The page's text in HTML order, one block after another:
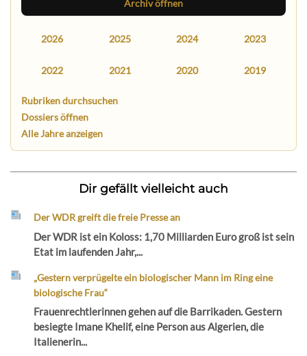
Archiv öffnen
2026 2025 2024 2023
2022 2021 2020 2019
Rubriken durchsuchen
Dossiers öffnen
Alle Jahre anzeigen
Dir gefällt vielleicht auch
Der WDR greift die freie Presse an
Der WDR ist ein Koloss: 1,70 Milliarden Euro groß ist sein
Etat im laufenden Jahr,...
„Gestern verprügelte ein biologischer Mann im Ring eine
biologische Frau“
Frauenrechtlerinnen gehen auf die Barrikaden. Gestern
besiegte Imane Khelif, eine Person aus Algerien, die
Italienerin...